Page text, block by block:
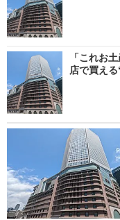
「これお
店で買え